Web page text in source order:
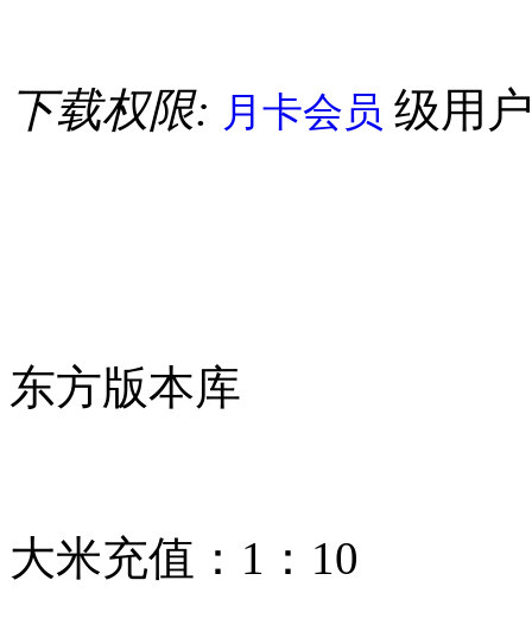
下载权限: 月卡会员 级用
东方版本库
大米充值：1：10